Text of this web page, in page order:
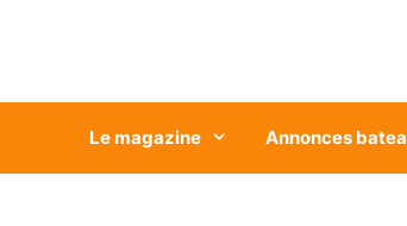
Le magazine Annonces